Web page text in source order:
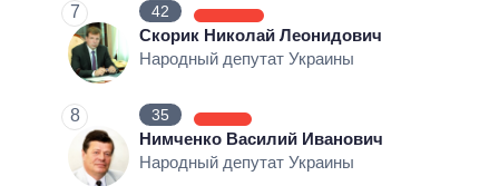
7 42
Скорик Николай Леонидович
Народный депутат Украины
8 35
Нимченко Василий Иванович
Народный депутат Украины